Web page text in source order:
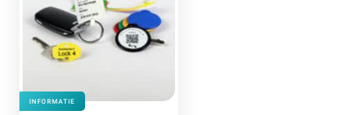
INFORMATIE